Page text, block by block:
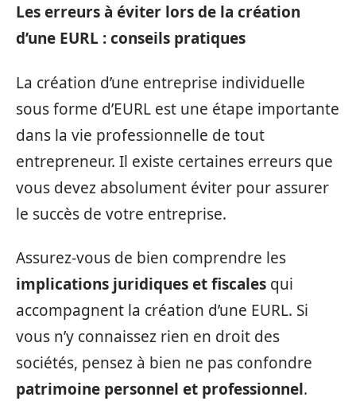
Leserreurs à éviter lors de la création
d’une EURL : conseils pratiques
La création d’une entreprise individuelle
sous forme d’EURL est une étape importante
dans la vie professionnelle de tout
entrepreneur. Il existe certaines erreurs que
vous devez absolument éviter pour assurer
le succès de votre entreprise.
Assurez-vous de bien comprendre les
implications juridiques et fiscales qui
accompagnent la création d’une EURL. Si
vous n’y connaissez rien en droit des
sociétés, pensez à bien ne pas confondre
patrimoine personnel et professionnel.